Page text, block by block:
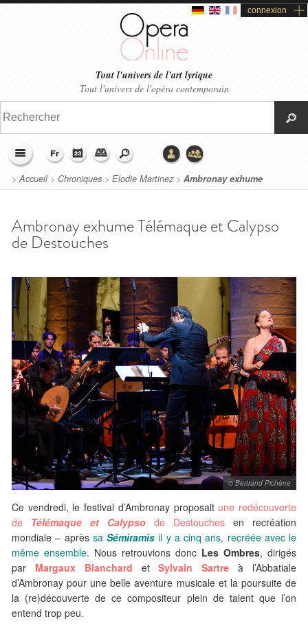
connexion
Tout l'univers de l'art lyrique
Tout l'univers de l'opéra contemporain
>Accueil> Chroniques > Elodie Martinez> Ambronay exhume
Télémaque et Calypso de Destouches
Ambronay exhume Télémaque et Calypso
de Destouches
© Bertrand Pichène
Ce vendredi, le festival d’Ambronay proposait une redécouverte
de Télémaque et Calypso de Destouches en recréation
mondiale – après sa Sémiramis il y a cinq ans, recréée avec le
même ensemble. Nous retrouvions donc Les Ombres, dirigés
par Margaux Blanchard etSylvain Sartre à l’Abbatiale
d’Ambronay pour une belle aventure musicale et la poursuite de
la (re)découverte de ce compositeur plein de talent que l’on
entend trop peu.